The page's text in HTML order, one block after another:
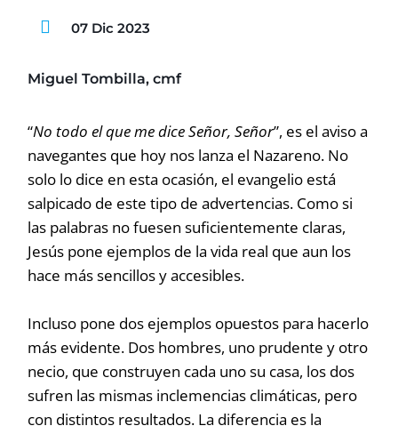
07 Dic 2023
Miguel Tombilla, cmf
“No todo el que me dice Señor, Señor”, es el aviso a
navegantes que hoy nos lanza el Nazareno. No
solo lo dice en esta ocasión, el evangelio está
salpicado de este tipo de advertencias. Como si
las palabras no fuesen suficientemente claras,
Jesús pone ejemplos de la vida real que aun los
hace más sencillos y accesibles.
Incluso pone dos ejemplos opuestos para hacerlo
más evidente. Dos hombres, uno prudente y otro
necio, que construyen cada uno su casa, los dos
sufren las mismas inclemencias climáticas, pero
con distintos resultados. La diferencia es la